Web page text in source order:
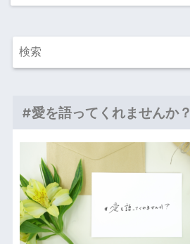
#愛を語ってくれませんか？